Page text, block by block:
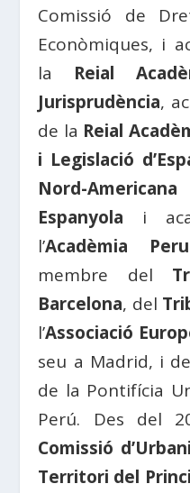
Comissió de
Econòmiques, i
la Reial
Jurisprudència,
de la Reial
i Legislació
Nord-
Espanyola i
l’Acadèmia
membre del
Barcelona, del
l’Associació
seu a Madrid, i
de la Pontifícia
Perú. Des del
Comissió
Territori del